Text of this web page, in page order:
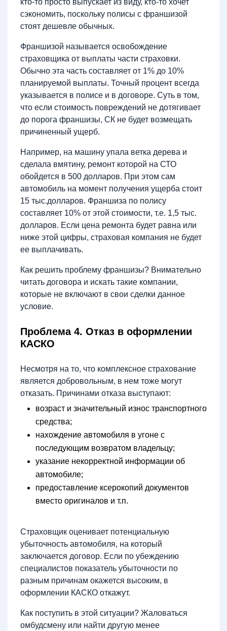
кто-то просто выпускает из виду, кто-то хочет
сэкономить, поскольку полисы с франшизой
стоят дешевле обычных.
Франшизой называется освобождение
страховщика от выплаты части страховки.
Обычно эта часть составляет от 1% до 10%
планируемой выплаты. Точный процент всегда
указывается в полисе и в договоре. Суть в том,
что если стоимость повреждений не дотягивает
до порога франшизы, СК не будет возмещать
причиненный ущерб.
Например, на машину упала ветка дерева и
сделала вмятину, ремонт которой на СТО
обойдется в 500 долларов. При этом сам
автомобиль на момент получения ущерба стоит
15 тыс.долларов. Франшиза по полису
составляет 10% от этой стоимости, т.е. 1,5 тыс.
долларов. Если цена ремонта будет равна или
ниже этой цифры, страховая компания не будет
ее выплачивать.
Как решить проблему франшизы? Внимательно
читать договора и искать такие компании,
которые не включают в свои сделки данное
условие.
Проблема 4. Отказ в оформлении
КАСКО
Несмотря на то, что комплексное страхование
является добровольным, в нем тоже могут
отказать. Причинами отказа выступают:
возраст и значительный износ транспортного
средства;
нахождение автомобиля в угоне с
последующим возвратом владельцу;
указание некорректной информации об
автомобиле;
предоставление ксерокопий документов
вместо оригиналов и т.п.
Страховщик оценивает потенциальную
убыточность автомобиля, на который
заключается договор. Если по убеждению
специалистов показатель убыточности по
разным причинам окажется высоким, в
оформлении КАСКО откажут.
Как поступить в этой ситуации? Жаловаться
омбудсмену или найти другую менее